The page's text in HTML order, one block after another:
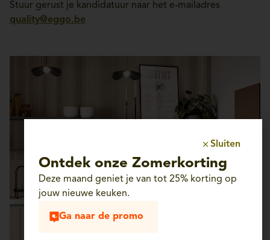
Stuur gerust je kandidatuur naar het e-mailadres
quality@eggo.be
Sluiten
Ontdek onze Zomerkorting
Deze maand geniet je van tot 25% korting op
jouw nieuwe keuken.
Ga naar de promo